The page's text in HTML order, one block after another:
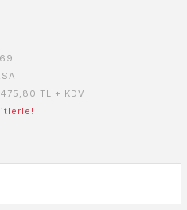
TL + KDV